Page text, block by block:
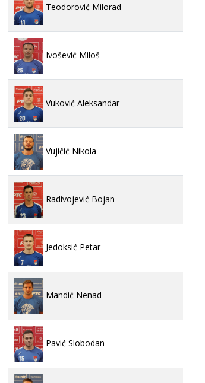
Teodorović Milorad
Ivošević Miloš
Vuković Aleksandar
Vujičić Nikola
Radivojević Bojan
Jedoksić Petar
Mandić Nenad
Pavić Slobodan